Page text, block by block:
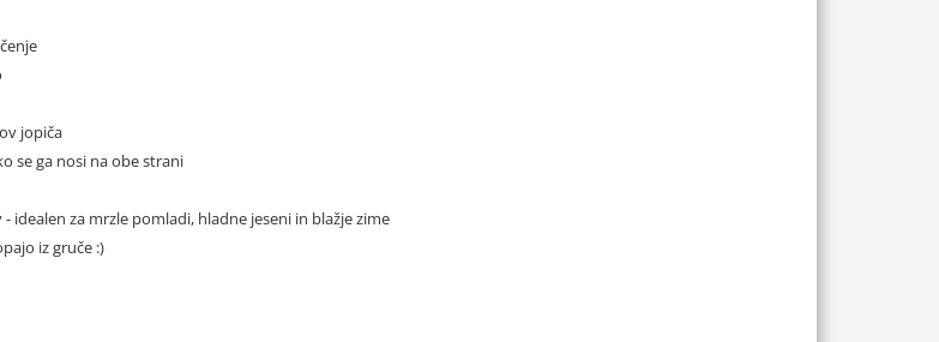
jopiča
se ga nosi na obe strani
idealen za mrzle pomladi, hladne jeseni in blažje zime
iz gruče :)